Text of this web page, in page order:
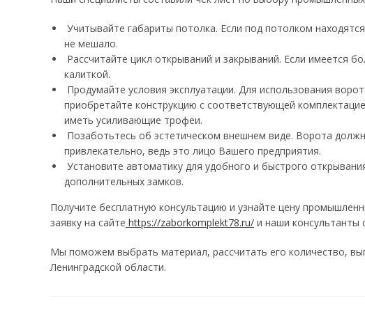
Учитывайте габариты потолка. Если под потолком
не мешало.
Рассчитайте цикл открываний и закрываний. Если имеется
калиткой.
Продумайте условия эксплуатации. Для использования
приобретайте конструкцию с соответствующей
иметь усиливающие трофеи.
Позаботьтесь об эстетическом внешнем виде. Ворота
привлекательно, ведь это лицо Вашего предприятия.
Установите автоматику для удобного и быстрого
дополнительных замков.
Получите бесплатную консультацию и узнайте цену
заявку на сайте https://zaborkomplekt78.ru/ и наши
Мы поможем выбрать материал, рассчитать его количество,
Ленинградской области.